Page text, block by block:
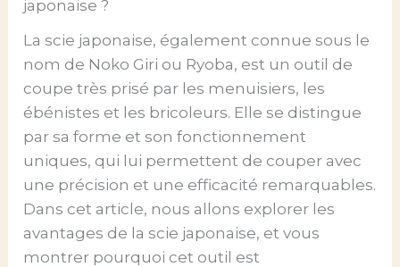
japonaise ?
La scie japonaise, également connue sous le
nom de Noko Giri ou Ryoba, est un outil de
coupe très prisé par les menuisiers, les
ébénistes et les bricoleurs. Elle se distingue
par sa forme et son fonctionnement
uniques, qui lui permettent de couper avec
une précision et une efficacité remarquables.
Dans cet article, nous allons explorer les
avantages de la scie japonaise, et vous
montrer pourquoi cet outil est